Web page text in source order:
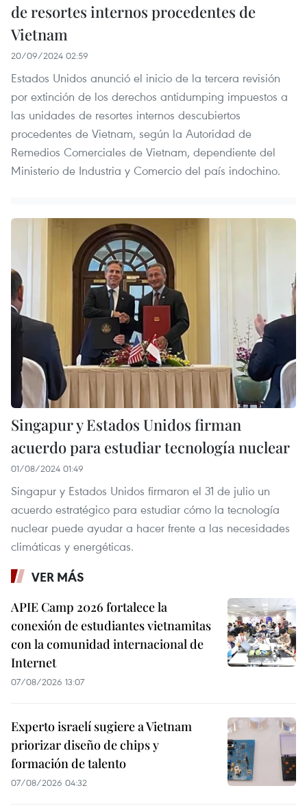
de resortes internos procedentes de
Vietnam
20/09/2024 02:59
Estados Unidos anunció el inicio de la tercera revisión
por extinción de los derechos antidumping impuestos a
las unidades de resortes internos descubiertos
procedentes de Vietnam, según la Autoridad de
Remedios Comerciales de Vietnam, dependiente del
Ministerio de Industria y Comercio del país indochino.
Singapur y Estados Unidos firman
acuerdo para estudiar tecnología nuclear
01/08/2024 01:49
Singapur y Estados Unidos firmaron el 31 de julio un
acuerdo estratégico para estudiar cómo la tecnología
nuclear puede ayudar a hacer frente a las necesidades
climáticas y energéticas.
VER MÁS
APIE Camp 2026 fortalece la
conexión de estudiantes vietnamitas
con la comunidad internacional de
Internet
07/08/2026 13:07
Experto israelí sugiere a Vietnam
priorizar diseño de chips y
formación de talento
07/08/2026 04:32